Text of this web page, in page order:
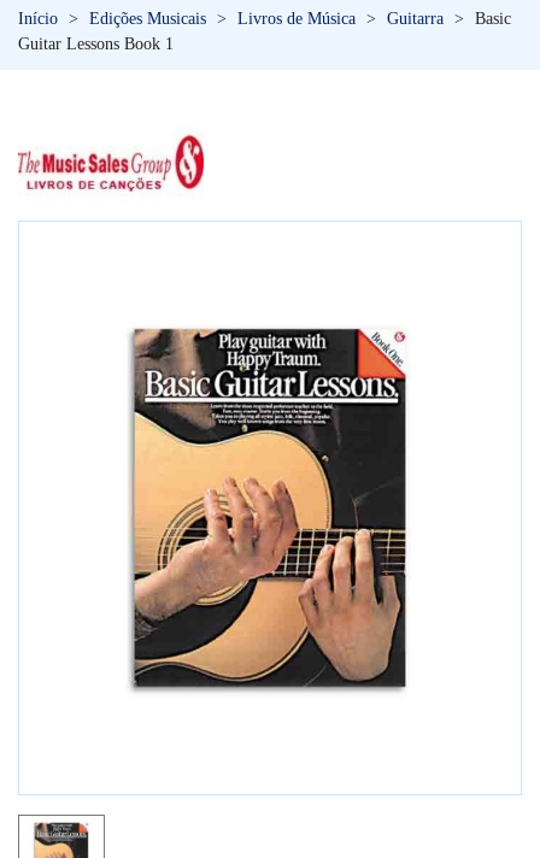
Início > Edições Musicais > Livros de Música > Guitarra >
Basic
Guitar Lessons Book 1